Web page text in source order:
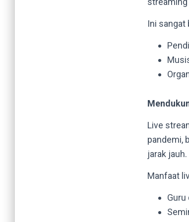
Ini sangat
Live
pandemi,
jarak jauh.
Manfaat